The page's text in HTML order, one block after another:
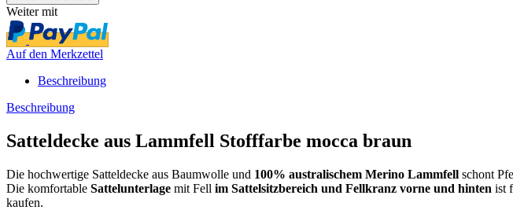
Weiter mit
Auf den Merkzettel
Beschreibung
Beschreibung
Satteldecke aus Lammfell Stofffarbe mocca braun
Die hochwertige Satteldecke aus Baumwolle und 100% australischem Merino Lammfell schont
Die komfortable Sattelunterlage mit Fell im Sattelsitzbereich und Fellkranz vorne und hinten ist
kaufen.